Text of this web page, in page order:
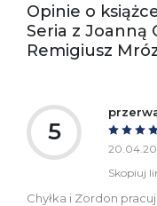
Ostrzeżenia
informacje
Opinie o
Seria z Joanną
Remigiusz
5
Skopiuj
Chyłka i Zordon